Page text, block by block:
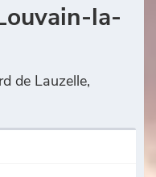
la-
de Lauzelle,